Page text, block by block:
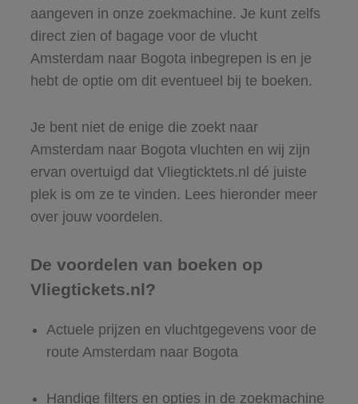
aangeven in onze zoekmachine. Je kunt zelfs
direct zien of bagage voor de vlucht
Amsterdam naar Bogota inbegrepen is en je
hebt de optie om dit eventueel bij te boeken.
Je bent niet de enige die zoekt naar
Amsterdam naar Bogota vluchten en wij zijn
ervan overtuigd dat Vliegticktets.nl dé juiste
plek is om ze te vinden. Lees hieronder meer
over jouw voordelen.
De voordelen van boeken op
Vliegtickets.nl?
Actuele prijzen en vluchtgegevens voor de
route Amsterdam naar Bogota
Handige filters en opties in de zoekmachine